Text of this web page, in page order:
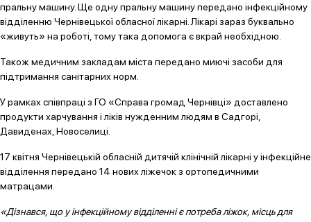
пральну машину. Ще одну пральну машину передано інфекційному
відділенню Чернівецької обласної лікарні. Лікарі зараз буквально
«живуть» на роботі, тому така допомога є вкрай необхідною.
Також медичним закладам міста передано миючі засоби для
підтримання санітарних норм.
У рамках співпраці з ГО «Справа громад Чернівці» доставлено
продукти харчування і ліків нужденним людям в Садгорі,
Давиденах, Новоселиці.
17 квітня Чернівецькій обласній дитячій клінічній лікарні у інфекційне
відділення передано 14 нових ліжечок з ортопедичними
матрацами.
«Дізнався, що у інфекційному відділенні є потреба ліжок, місць для